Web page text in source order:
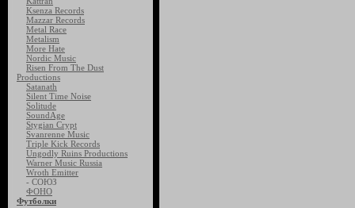
Ksenza Records
Mazzar Records
Metal Race
Metalism
More Hate
Nordic Music
Risen From The Dust
Productions
Satanath
Silent Time Noise
Solitude
SoundAge
Stygian Crypt
Svanrenne Music
Triple Kick Records
Ungodly Ruins Productions
Warner Music Russia
Wroth Emitter
- СОЮЗ
ФОНО
Футболки